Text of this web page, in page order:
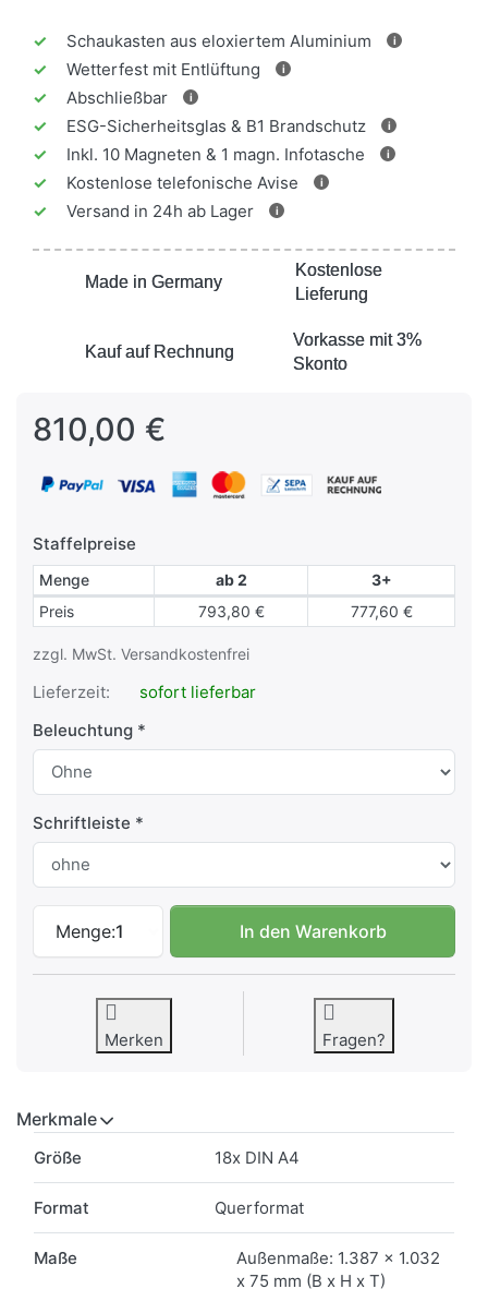
✓ Schaukasten aus eloxiertem Aluminium i
✓ Wetterfest mit Entlüftung i
✓ Abschließbar i
✓ ESG-Sicherheitsglas & B1 Brandschutz i
✓ Inkl. 10 Magneten & 1 magn. Infotasche i
✓ Kostenlose telefonische Avise i
✓ Versand in 24h ab Lager i
Made in Germany
Kostenlose
Lieferung
Kauf auf Rechnung
Vorkasse mit 3%
Skonto
Made in Germany
Kostenlose
Lieferung
Kauf auf Rechnung
Vorkasse mit 3%
Skonto
810,00 €
Staffelpreise
Staffelpreise
Menge ab 2
3+
Preis
793,80 € 777,60 €
zzgl. MwSt. Versandkostenfrei
Lieferzeit:
sofort lieferbar
Beleuchtung
Schriftleiste
Menge:1
Außen-Schaukasten Edge 18x DIN A4
In den Warenkorb
Merken Fragen?
Merkmale
Größe 18x DIN A4
Format Querformat
Maße
Außenmaße: 1.387 x 1.032
x 75 mm (B x H x T)